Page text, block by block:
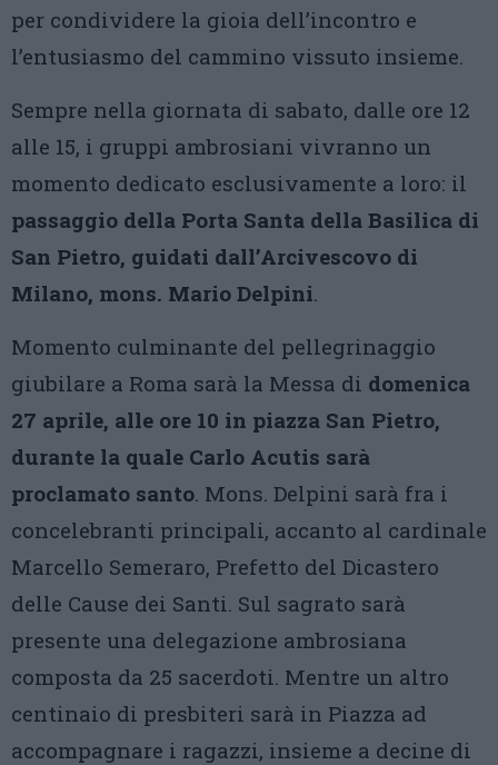
per condividere la gioia dell’incontro e
l’entusiasmo del cammino vissuto insieme.
Sempre nella giornata di sabato, dalle ore 12
alle 15, i gruppi ambrosiani vivranno un
momento dedicato esclusivamente a loro: il
passaggio della Porta Santa della Basilica di
San Pietro, guidati dall’Arcivescovo di
Milano, mons. Mario Delpini.
Momento culminante del pellegrinaggio
giubilare a Roma sarà la Messa di domenica
27 aprile, alle ore 10 in piazza San Pietro,
durante la quale Carlo Acutis sarà
proclamato santo. Mons. Delpini sarà fra i
concelebranti principali, accanto al cardinale
Marcello Semeraro, Prefetto del Dicastero
delle Cause dei Santi. Sul sagrato sarà
presente una delegazione ambrosiana
composta da 25 sacerdoti. Mentre un altro
centinaio di presbiteri sarà in Piazza ad
accompagnare i ragazzi, insieme a decine di